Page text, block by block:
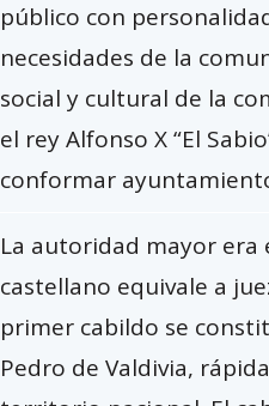
público con
necesidades de la
social y cultural de la
el rey Alfonso X “El
conformar
La autoridad mayor era
castellano equivale a
primer cabildo se
Pedro de Valdivia,